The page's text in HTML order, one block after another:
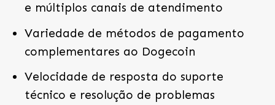
e múltiplos canais de atendimento
Variedade de métodos de pagamento
complementares ao Dogecoin
Velocidade de resposta do suporte
técnico e resolução de problemas